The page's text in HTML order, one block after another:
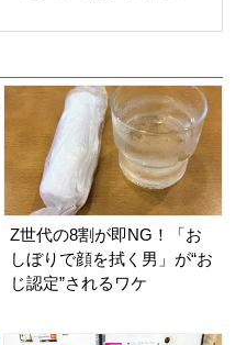
Z世代の8割が即NG！「お
しぼりで顔を拭く男」が“お
じ認定”されるワケ